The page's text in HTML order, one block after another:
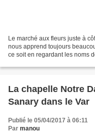
Le marché aux fleurs juste à côté du parking La
nous apprend toujours
ce soit en regardant les noms
La chapelle Notre
Sanary dans le Var
Publié le 05/04/2017 à 06:11
Par manou